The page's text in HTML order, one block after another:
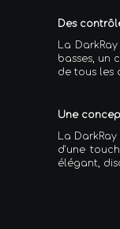
Des
La
basses, un
de tous les
Une
La
d'une
élégant,